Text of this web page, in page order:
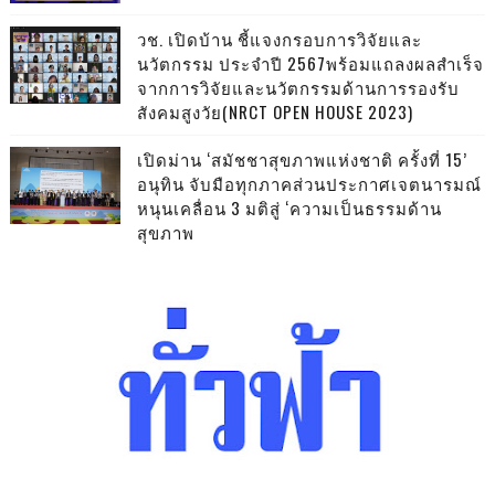
วช. เปิดบ้าน ชี้แจงกรอบการวิจัยและ
นวัตกรรม ประจำปี 2567พร้อมแถลงผลสำเร็จ
จากการวิจัยและนวัตกรรมด้านการรองรับ
สังคมสูงวัย(NRCT OPEN HOUSE 2023)
เปิดม่าน ‘สมัชชาสุขภาพแห่งชาติ ครั้งที่ 15’
อนุทิน จับมือทุกภาคส่วนประกาศเจตนารมณ์
หนุนเคลื่อน 3 มติสู่ ‘ความเป็นธรรมด้าน
สุขภาพ